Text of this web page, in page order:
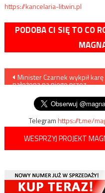
https://kancelaria-litwin.pl
PODOBA CI SIĘ TO CO
Nawigacja
wpisu
Minister Czarnek wykpił karę
nałożoną na niego przez
Telegramhttps://t.me/
WESPRZYJ PROJEKT